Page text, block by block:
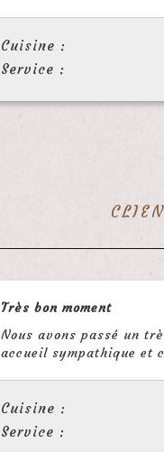
Cuisine :
Service :
Très bon moment
Nous avons passé un
accueil sympathique et
Cuisine :
Service :